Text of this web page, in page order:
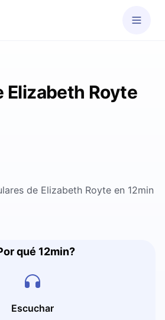
Elizabeth Royte
de Elizabeth Royte en 12min
qué 12min?
Escuchar